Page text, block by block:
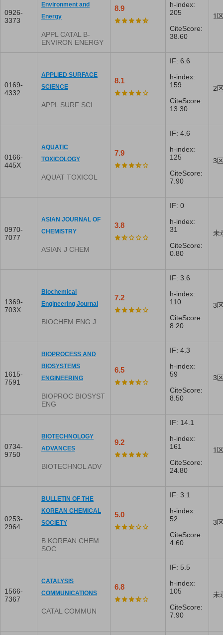
0926-
3373
Environment and
Energy
APPL CATAL B-
ENVIRON ENERGY
8.9
h-index:
205
CiteScore:
38.60
1
0169-
4332
APPLIED SURFACE
SCIENCE
APPL SURF SCI
8.1
IF: 6.6
h-index:
159
CiteScore:
13.30
2
0166-
445X
AQUATIC
TOXICOLOGY
AQUAT TOXICOL
7.9
IF: 4.6
h-index:
125
CiteScore:
7.90
3
0970-
7077
ASIAN JOURNAL OF
CHEMISTRY
ASIAN J CHEM
3.8
IF: 0
h-index:
31
CiteScore:
0.80
未
1369-
703X
Biochemical
Engineering Journal
BIOCHEM ENG J
7.2
IF: 3.6
h-index:
110
CiteScore:
8.20
3
1615-
7591
BIOPROCESS AND
BIOSYSTEMS
ENGINEERING
BIOPROC BIOSYST
ENG
6.5
IF: 4.3
h-index:
59
CiteScore:
8.50
3
0734-
9750
BIOTECHNOLOGY
ADVANCES
BIOTECHNOL ADV
9.2
IF: 14.1
h-index:
161
CiteScore:
24.80
1
0253-
2964
BULLETIN OF THE
KOREAN CHEMICAL
SOCIETY
B KOREAN CHEM
SOC
5.0
IF: 3.1
h-index:
52
CiteScore:
4.60
3
1566-
7367
CATALYSIS
COMMUNICATIONS
CATAL COMMUN
6.8
IF: 5.5
h-index:
105
CiteScore:
7.90
未